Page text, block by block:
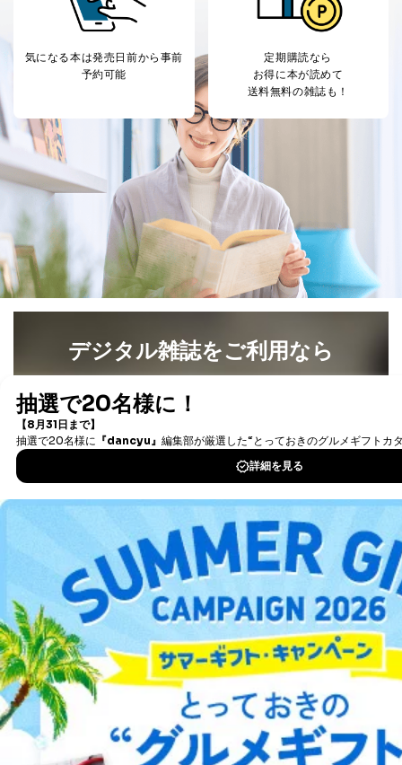
４．開示対象個人情報の「開示」「訂正」等の請求につ
当社は、本人から、開示対象個人情報について利用目的
の通知を求められた場合には、遅滞なくこれに応じま
す。ただし、以下①～④のいずれかに該当する場合は、
利用目的の通知を行なうことはできません。そのとき
は、本人に遅滞無くその旨を通知するとともに、理由を
説明させていただきます。
①利用目的を本人に通知し、又は公表することによって
本人又は第三者の生命、身体、財産その他の権利利益を
害するおそれがある場合
②利用目的を本人に通知し、又は公表することによって
当該事業者の権利又は正当な利益を害するおそれがある
場合
③国の機関又は地方公共団体が法令の定める事務を遂行
事務の遂行に支障を及ぼすおそれがあるとき
④開示対象個人情報の利用目的が明らかな場合
開示対象個人情報については、保有個人データの本人ま
たはその代理人からの利用目的の通知、開示、変更等
（内容の訂正、追加または削除）、利用停止等（「利用
の停止または消去」「第三者への提供の停止」）の求め
に対応させていただいております。 当社顧客の皆様の
個人情報は「マイページ」にログインしていただくこと
で、訂正、追加、変更を行っていただくことが出来ま
つきましては、下記Aをご覧ください。 また、ご登録い
ただいた個人情報のうち、市町村などの名称および郵便
番号、金融機関の名称あるいはクレジットカードの有効
期限など、商品のお届けやご請求を行う上で支障がある
情報に変更があった場合には、当社が登録情報を変更さ
せていただく場合があります。
A.開示等の求めの申し出先、提出していただく書面等
開示等の求めは、電話又は電子メールにて下記までお申
し付けください。開示等の求めに際して提出していただ
く書面等については、その際にご案内いたします。
■電話による場合
TEL:0570-200-223
気になる本は発売日前から事前
予約可能
定期購読なら
お得に本が読めて
送料無料の雑誌も！
デジタル雑誌をご利用なら
書籍）が無料で読み放題！
DOWNLOAD FOR IOS
DOWNLOAD FOR ANDROID
ご利用方法はこちら
総合案内
アフィリエイト 採用情報
プレスリリース お問い合わせ